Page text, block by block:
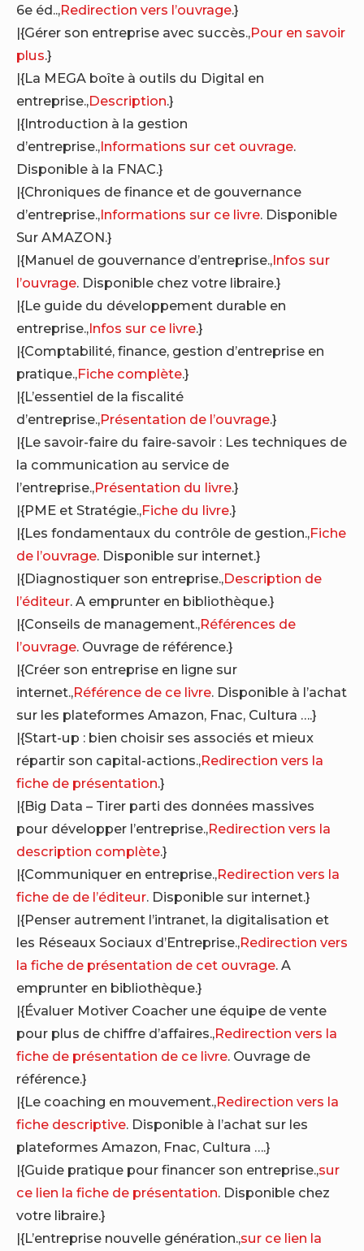
6e éd..,Redirection vers l’ouvrage.}
|{Gérer son entreprise avec succès.,Pour en savoir
plus.}
|{La MEGA boîte à outils du Digital en
entreprise.,Description.}
|{Introduction à la gestion
d’entreprise.,Informations sur cet ouvrage.
Disponible à la FNAC.}
|{Chroniques de finance et de gouvernance
d’entreprise.,Informations sur ce livre. Disponible
Sur AMAZON.}
|{Manuel de gouvernance d’entreprise.,Infos sur
l’ouvrage. Disponible chez votre libraire.}
|{Le guide du développement durable en
entreprise.,Infos sur ce livre.}
|{Comptabilité, finance, gestion d’entreprise en
pratique.,Fiche complète.}
|{L’essentiel de la fiscalité
d’entreprise.,Présentation de l’ouvrage.}
|{Le savoir-faire du faire-savoir : Les techniques de
la communication au service de
l’entreprise.,Présentation du livre.}
|{PME et Stratégie.,Fiche du livre.}
|{Les fondamentaux du contrôle de gestion.,Fiche
de l’ouvrage. Disponible sur internet.}
|{Diagnostiquer son entreprise.,Description de
l’éditeur. A emprunter en bibliothèque.}
|{Conseils de management.,Références de
l’ouvrage. Ouvrage de référence.}
|{Créer son entreprise en ligne sur
internet.,Référence de ce livre. Disponible à l’achat
sur les plateformes Amazon, Fnac, Cultura ….}
|{Start-up : bien choisir ses associés et mieux
répartir son capital-actions.,Redirection vers la
fiche de présentation.}
|{Big Data – Tirer parti des données massives
pour développer l’entreprise.,Redirection vers la
description complète.}
|{Communiquer en entreprise.,Redirection vers la
fiche de de l’éditeur. Disponible sur internet.}
|{Penser autrement l’intranet, la digitalisation et
les Réseaux Sociaux d’Entreprise.,Redirection vers
la fiche de présentation de cet ouvrage. A
emprunter en bibliothèque.}
|{Évaluer Motiver Coacher une équipe de vente
pour plus de chiffre d’affaires.,Redirection vers la
fiche de présentation de ce livre. Ouvrage de
référence.}
|{Le coaching en mouvement.,Redirection vers la
fiche descriptive. Disponible à l’achat sur les
plateformes Amazon, Fnac, Cultura ….}
|{Guide pratique pour financer son entreprise.,sur
ce lien la fiche de présentation. Disponible chez
votre libraire.}
|{L’entreprise nouvelle génération.,sur ce lien la